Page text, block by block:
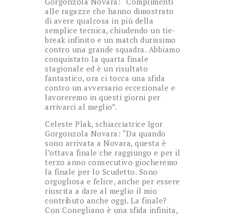
alle ragazze che hanno dimostrato
di avere qualcosa in più della
semplice tecnica, chiudendo un tie-
break infinito e un match durissimo
contro una grande squadra. Abbiamo
conquistato la quarta finale
stagionale ed è un risultato
fantastico, ora ci tocca una sfida
contro un avversario eccezionale e
lavoreremo in questi giorni per
arrivarci al meglio”.
Celeste Plak, schiacciatrice Igor
Gorgonzola Novara: “Da quando
sono arrivata a Novara, questa è
l’ottava finale che raggiungo e per il
terzo anno consecutivo giocheremo
la finale per lo Scudetto. Sono
orgogliosa e felice, anche per essere
riuscita a dare al meglio il mio
contributo anche oggi. La finale?
Con Conegliano è una sfida infinita,